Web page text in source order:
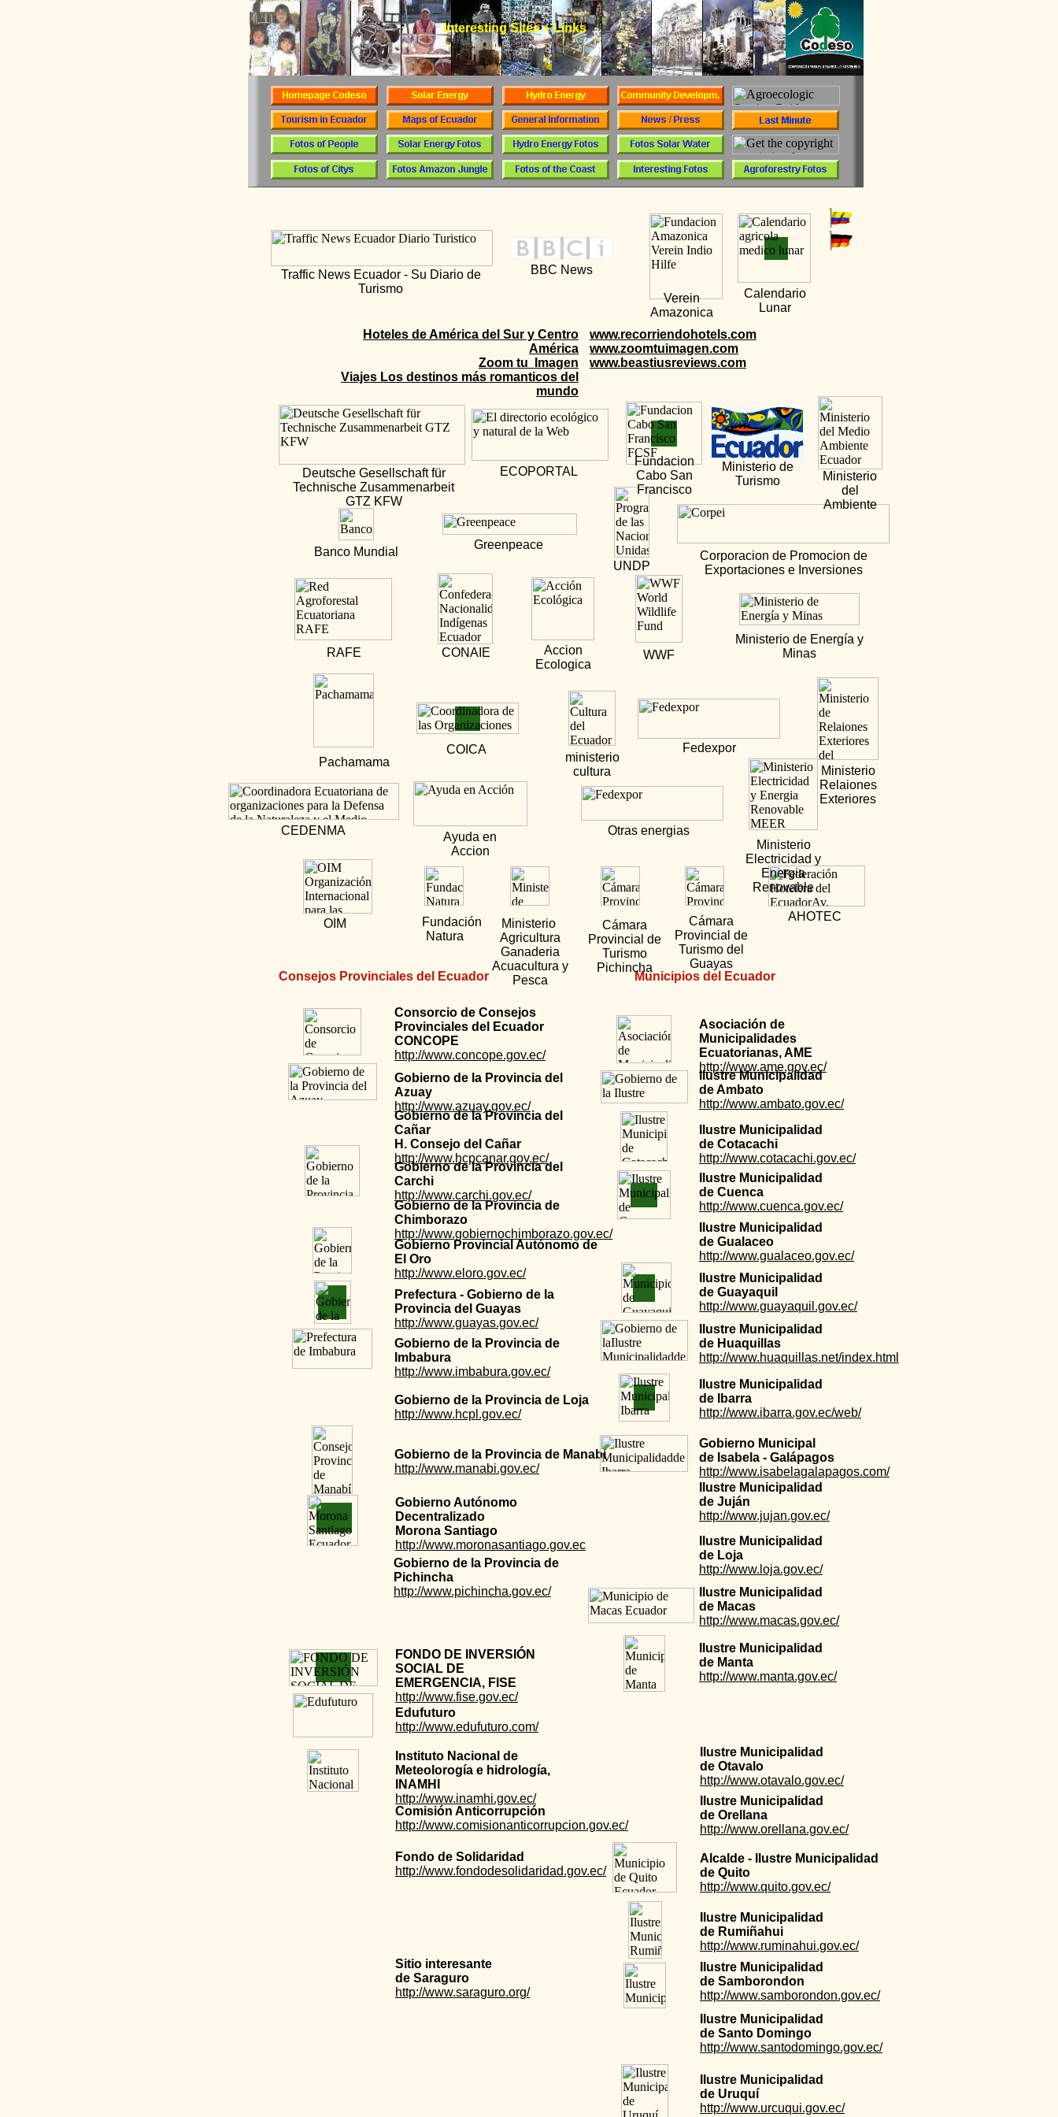
Interesting Sites + Links
Interesting Sites + Links
Fondo de Solidaridad
http://www.fondodesolidaridad.gov.ec/
FONDO DE INVERSIÓN
SOCIAL DE
EMERGENCIA, FISE
http://www.fise.gov.ec/
Consorcio de Consejos
Provinciales del Ecuador
CONCOPE
http://www.concope.gov.ec/
Gobierno de la Provincia del
Carchi
http://www.carchi.gov.ec/
Gobierno de la Provincia del
Azuay
http://www.azuay.gov.ec/
Gobierno de la Provincia del
Cañar
H. Consejo del Cañar
http://www.hcpcanar.gov.ec/
Gobierno de la Provincia de
Chimborazo
http://www.gobiernochimborazo.gov.ec/
Gobierno Provincial Autónomo de
El Oro
http://www.eloro.gov.ec/
Prefectura - Gobierno de la
Provincia del Guayas
http://www.guayas.gov.ec/
Gobierno de la Provincia de Loja
http://www.hcpl.gov.ec/
Gobierno de la Provincia de Manabí
http://www.manabi.gov.ec/
Gobierno de la Provincia de
Pichincha
http://www.pichincha.gov.ec/
Edufuturo
http://www.edufuturo.com/
Instituto Nacional de
Meteolorogía e hidrología,
INAMHI
http://www.inamhi.gov.ec/
Comisión Anticorrupción
http://www.comisionanticorrupcion.gov.ec/
Sitio interesante
de Saraguro
http://www.saraguro.org/
Gobierno de la Provincia de
Imbabura
http://www.imbabura.gov.ec/
Asociación de
Municipalidades
Ecuatorianas, AME
http://www.ame.gov.ec/
Ilustre Municipalidad
de Ambato
http://www.ambato.gov.ec/
Ilustre Municipalidad
de Cotacachi
http://www.cotacachi.gov.ec/
Ilustre Municipalidad
de Cuenca
http://www.cuenca.gov.ec/
Ilustre Municipalidad
de Gualaceo
http://www.gualaceo.gov.ec/
Ilustre Municipalidad
de Huaquillas
http://www.huaquillas.net/index.html
Ilustre Municipalidad
de Ibarra
http://www.ibarra.gov.ec/web/
Ilustre Municipalidad
de Juján
http://www.jujan.gov.ec/
Ilustre Municipalidad
de Loja
http://www.loja.gov.ec/
Ilustre Municipalidad
de Manta
http://www.manta.gov.ec/
Ilustre Municipalidad
de Otavalo
http://www.otavalo.gov.ec/
Ilustre Municipalidad
de Orellana
http://www.orellana.gov.ec/
Alcalde - Ilustre Municipalidad
de Quito
http://www.quito.gov.ec/
Ilustre Municipalidad
de Rumiñahui
http://www.ruminahui.gov.ec/
Ilustre Municipalidad
de Samborondon
http://www.samborondon.gov.ec/
Ilustre Municipalidad
de Santo Domingo
http://www.santodomingo.gov.ec/
Ilustre Municipalidad
de Guayaquil
http://www.guayaquil.gov.ec/
Municipios del Ecuador
Ilustre Municipalidad
de Macas
http://www.macas.gov.ec/
Ilustre Municipalidad
de Uruquí
http://www.urcuqui.gov.ec/
Gobierno Municipal
de Isabela - Galápagos
http://www.isabelagalapagos.com/
Consejos Provinciales del Ecuador
Gobierno Autónomo
Decentralizado
Morona Santiago
http://www.moronasantiago.gov.ec
Traffic News Ecuador - Su Diario de
Turismo
BBC News
Verein
Amazonica
Calendario
Lunar
CEDENMA
Fundacion
Cabo San
Francisco
Ministerio de
Turismo
Ministerio
del
Ambiente
Deutsche Gesellschaft für
Technische Zusammenarbeit
GTZ KFW
ECOPORTAL
Banco Mundial
Greenpeace
UNDP
Corporacion de Promocion de
Exportaciones e Inversiones
WWF
Ministerio de Energía y
Minas
RAFE CONAIE
Accion
Ecologica
Pachamama
ministerio
cultura
Fedexpor
Ministerio
Relaiones
Exteriores
COICA
Ayuda en
Accion
Otras energias
AHOTEC
OIM
Fundación
Natura
Ministerio
Agricultura
Ganaderia
Acuacultura y
Pesca
Cámara
Provincial de
Turismo
Pichincha
Cámara
Provincial de
Turismo del
Guayas
Ministerio
Electricidad y
Energia
Renovable
Hoteles de América del Sur y Centro
América
Zoom tu Imagen
Viajes Los destinos más romanticos del
mundo
www.recorriendohotels.com
www.zoomtuimagen.com
www.beastiusreviews.com